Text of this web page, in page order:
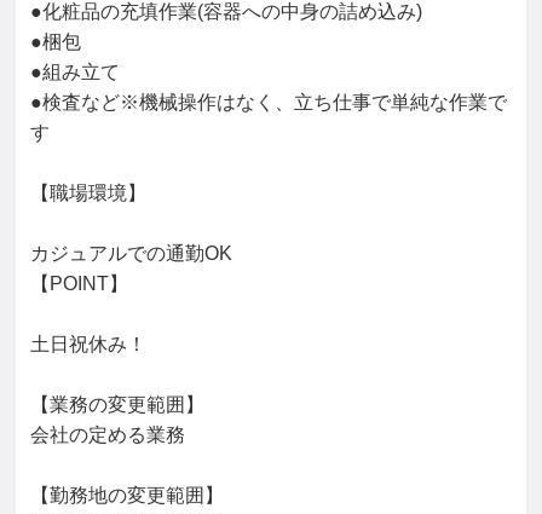
●化粧品の充填作業(容器への中身の詰め込み)
●梱包
●組み立て
●検査など※機械操作はなく、立ち仕事で単純な作業で
す
【職場環境】
カジュアルでの通勤OK
【POINT】
土日祝休み！
【業務の変更範囲】
会社の定める業務
【勤務地の変更範囲】